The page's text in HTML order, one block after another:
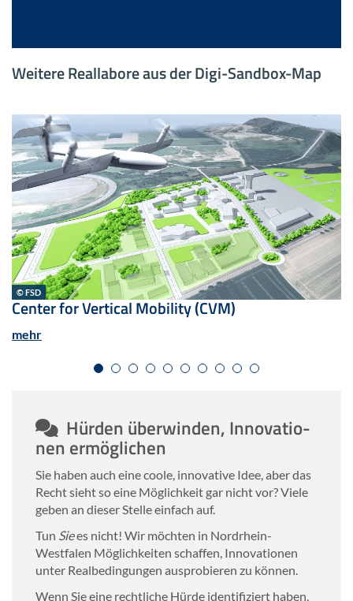
Wei­te­re Re­al­la­bo­re aus der Digi-​Sandbox-Map
© FSD
Cen­ter for Ver­ti­cal Mo­bi­li­ty (CVM)
mehr
Hür­den über­win­den, In­no­va­tio­
nen er­mög­li­chen
Sie haben auch eine coole, in­no­va­ti­ve Idee, aber das
Recht sieht so eine Mög­lich­keit gar nicht vor? Viele
geben an die­ser Stel­le ein­fach auf.
Tun Siees nicht! Wir möch­ten in Nordrhein-​
Westfalen Mög­lich­kei­ten schaf­fen, In­no­va­tio­nen
unter Re­al­be­din­gun­gen aus­pro­bie­ren zu kön­nen.
Wenn Sie eine recht­li­che Hürde iden­ti­fi­ziert haben,